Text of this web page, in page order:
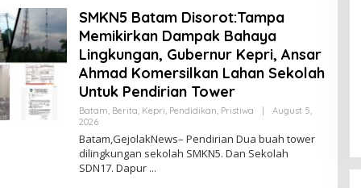
A
SMKN5 Batam Disorot:Tampa
Memikirkan Dampak Bahaya
Lingkungan, Gubernur Kepri, Ansar
Ahmad Komersilkan Lahan Sekolah
Untuk Pendirian Tower
Batam, Berita, Kepri, Pendidikan, Pristiwa
August 5,
2026B
T
A
H
Batam,GejolakNews– Pendirian Dua buah tower
dilingkungan sekolah SMKN5. Dan Sekolah
SDN17. Dapur